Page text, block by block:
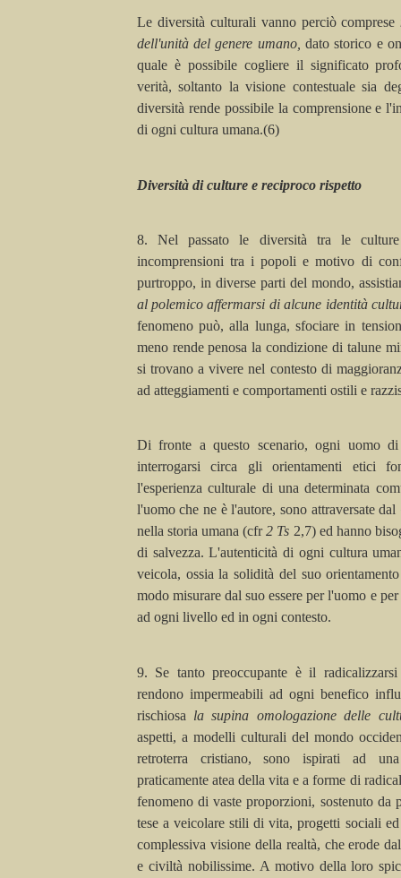
Le diversità culturali vanno perciò comprese
dell'unità del genere umano,dato storico e
quale è possibile cogliere il significato
verità, soltanto la visione contestuale sia
diversità rende possibile la comprensione e
di ogni cultura umana.(6)
Diversità di culture e reciproco rispetto
8. Nel passato le diversità tra le
incomprensioni tra i popoli e motivo di
purtroppo, in diverse parti del mondo,
al polemico affermarsi di alcune identità
fenomeno può, alla lunga, sfociare in
meno rende penosa la condizione di talune
si trovano a vivere nel contesto di
ad atteggiamenti e comportamenti ostili e
Di fronte a questo scenario, ogni uomo
interrogarsi circa gli orientamenti etici
l'esperienza culturale di una determinata
l'uomo che ne è l'autore, sono attraversate
nella storia umana (cfr 2 Ts 2,7) ed hanno
di salvezza. L'autenticità di ogni cultura
veicola, ossia la solidità del suo
modo misurare dal suo essere per l'uomo e
ad ogni livello ed in ogni contesto.
9. Se tanto preoccupante è il radicalizzarsi
rendono impermeabili ad ogni benefico
rischiosa la supina omologazione delle
aspetti, a modelli culturali del mondo
retroterra cristiano, sono ispirati ad
praticamente atea della vita e a forme di
fenomeno di vaste proporzioni, sostenuto da
tese a veicolare stili di vita, progetti sociali
complessiva visione della realtà, che erode
e civiltà nobilissime. A motivo della loro